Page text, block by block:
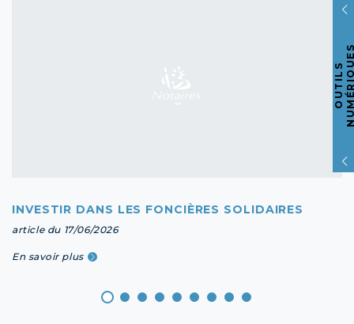
INVESTIR DANS LES FONCIÈRES SOLIDAIRES
article du 17/06/2026
En savoir plus
O
U
T
I
L
S
N
U
M
É
R
I
Q
U
E